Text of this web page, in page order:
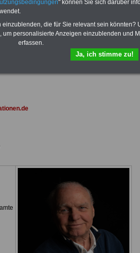
" können Sie sich darüber
die für Sie relevant sein könnten?
personalisierte Anzeigen einzublenden und
erfassen.
Ja, ich stimme zu!